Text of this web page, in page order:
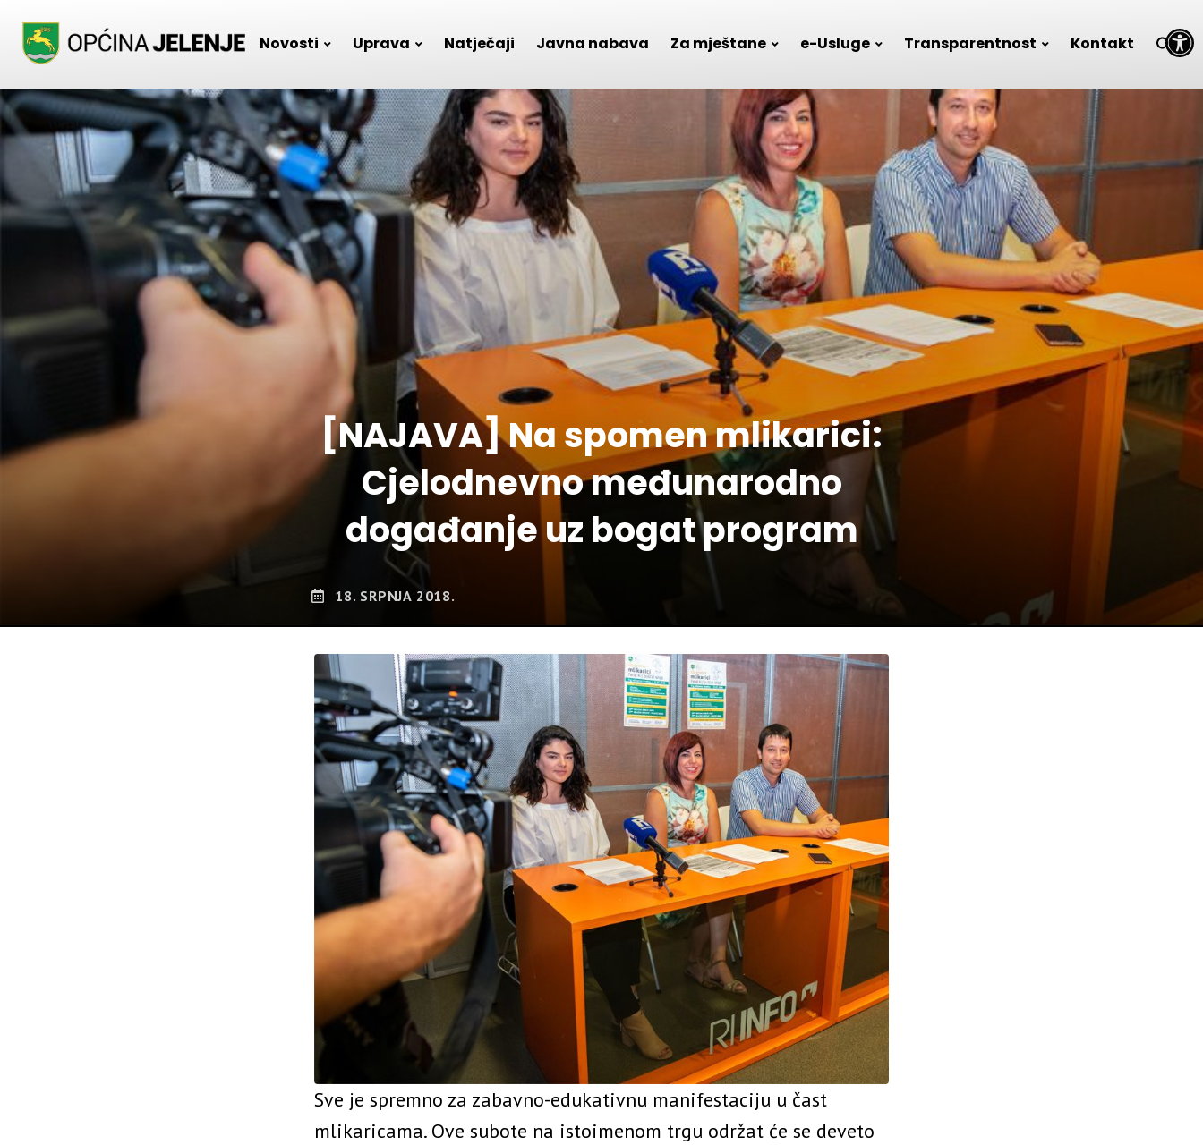
Open toolbar
Novosti Uprava Natječaji Javna nabava Za mještane e-Usluge Transparentnost Kontakt
[NAJAVA] Na spomen mlikarici:
Cjelodnevno međunarodno
događanje uz bogat program
18. SRPNJA 2018.
Sve je spremno za zabavno-edukativnu manifestaciju u čast
mlikaricama. Ove subote na istoimenom trgu održat će se deveto